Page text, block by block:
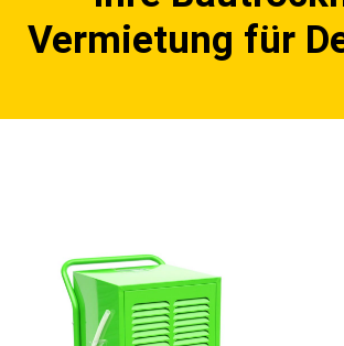
Vermietung für